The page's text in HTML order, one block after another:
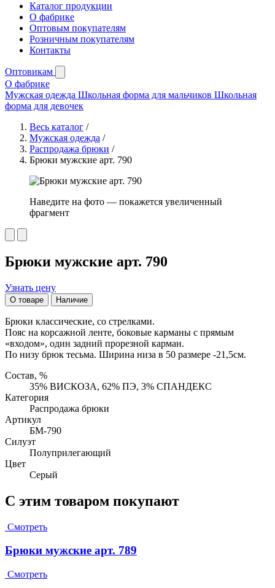
Каталог продукции
О фабрике
Оптовым покупателям
Розничным покупателям
Контакты
Оптовикам
О фабрике
Мужская одежда Школьная форма для мальчиков Школьная
форма для девочек
Весь каталог /
Мужская одежда /
Распродажа брюки /
Брюки мужские арт. 790
Наведите на фото — покажется увеличенный
фрагмент
Брюки мужские арт. 790
Узнать цену
О товаре Наличие
Брюки классические, со стрелками.
Пояс на корсажной ленте, боковые карманы с прямым
«входом», один задний прорезной карман.
По низу брюк тесьма. Ширина низа в 50 размере -21,5см.
Состав, %
35% ВИСКОЗА, 62% ПЭ, 3% СПАНДЕКС
Категория
Распродажа брюки
Артикул
БМ-790
Силуэт
Полуприлегающий
Цвет
Серый
С этим товаром покупают
Смотреть
Брюки мужские арт. 789
Смотреть